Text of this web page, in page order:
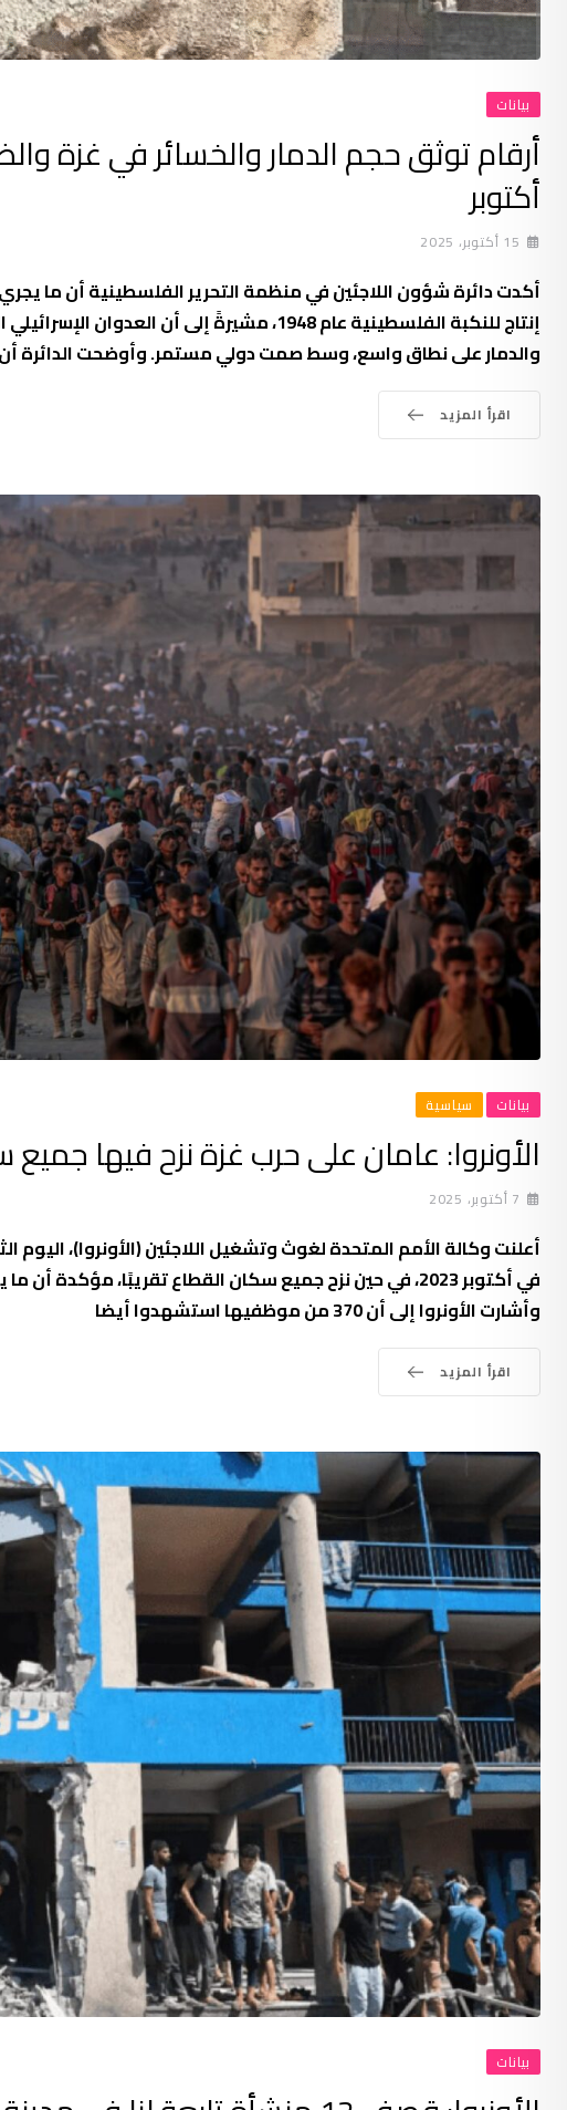
بيانات
أرقام توثق حجم الدمار والخسائر في غزة
أكتوبر
15 أكتوبر، 2025
إنتاج للنكبة الفلسطينية عام 1948، مشيرةً إلى
والدمار على نطاق واسع، وسط صمت دولي مستمر. وأوضحت الدائرة أن نكبة
اقرأ المزيد
بيانات سياسية
الأونروا: عامان على حرب غزة نزح فيها جميع
7 أكتوبر، 2025
وأشارت الأونروا إلى أن 370 من موظفيها استشهدوا أيضا
اقرأ المزيد
بيانات